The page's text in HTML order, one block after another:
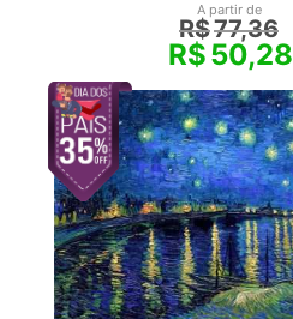
A partir de
R$77,36
R$50,28